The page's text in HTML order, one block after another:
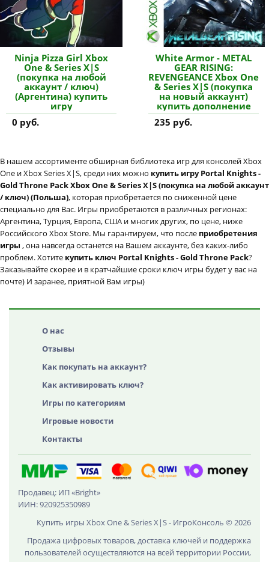
Ninja Pizza Girl Xbox
One & Series X|S
(покупка на любой
аккаунт / ключ)
(Аргентина) купить
игру
0 руб.
White Armor - METAL
GEAR RISING:
REVENGEANCE Xbox One
& Series X|S (покупка
на новый аккаунт)
купить дополнение
235 руб.
В нашем ассортименте обширная библиотека игр для консолей Xbox
One и Xbox Series X|S, среди них можно купить игру Portal Knights -
Gold Throne Pack Xbox One & Series X|S (покупка на любой аккаунт
/ ключ) (Польша), которая приобретается по сниженной цене
специально для Вас. Игры приобретаются в различных регионах:
Аргентина, Турция, Европа, США и многих других, по цене, ниже
Российского Xbox Store. Мы гарантируем, что после приобретения
игры , она навсегда останется на Вашем аккаунте, без каких-либо
проблем. Хотите купить ключ Portal Knights - Gold Throne Pack?
Заказывайте скорее и в кратчайшие сроки ключ игры будет у вас на
почте) И заранее, приятной Вам игры)
О нас
Отзывы
Как покупать на аккаунт?
Как активировать ключ?
Игры по категориям
Игровые новости
Контакты
Продавец: ИП «Bright»
ИИН: 920925350989
Купить игры Xbox One & Series X|S - ИгроКонсоль © 2026
Продажа цифровых товаров, доставка ключей и поддержка
пользователей осуществляются на всей территории России,